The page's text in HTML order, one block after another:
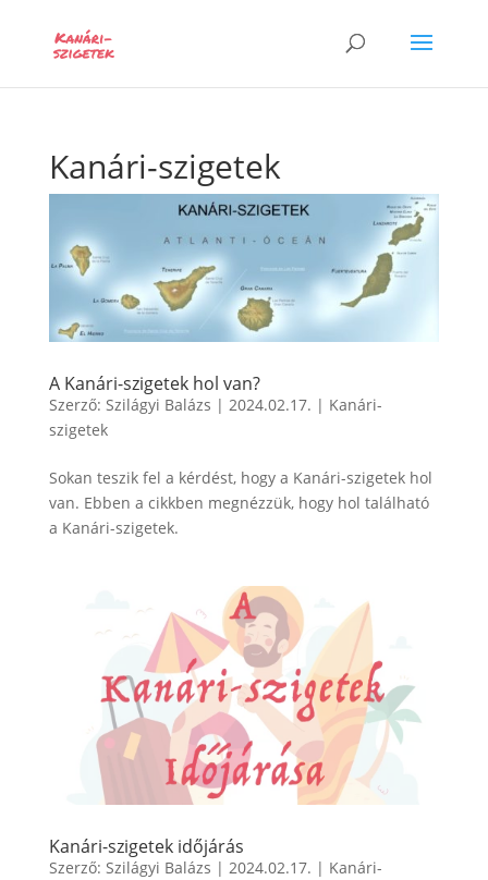
Kanári-szigetek
A Kanári-szigetek hol van?
Szerző: Szilágyi Balázs | 2024.02.17. | Kanári-
szigetek
Sokan teszik fel a kérdést, hogy a Kanári-szigetek hol
van. Ebben a cikkben megnézzük, hogy hol található
a Kanári-szigetek.
Kanári-szigetek időjárás
Szerző: Szilágyi Balázs | 2024.02.17. | Kanári-